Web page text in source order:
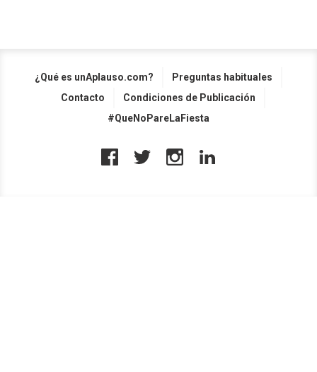
¿Qué es unAplauso.com?
Preguntas habituales
Contacto
Condiciones de Publicación
#QueNoPareLaFiesta